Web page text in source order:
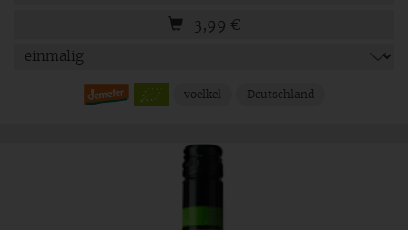
3,99 €
voelkel Deutschland